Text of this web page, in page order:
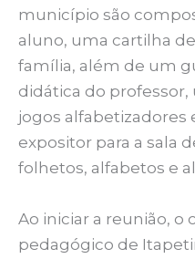
município são
aluno, uma cartilha
família, além de um
didática do
jogos alfabetizadores
expositor para a sala
folhetos, alfabetos e
Ao iniciar a reunião, o
pedagógico de